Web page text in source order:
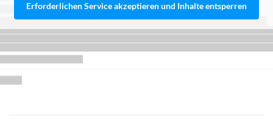
Erforderlichen Service akzeptieren und Inhalte entsperren